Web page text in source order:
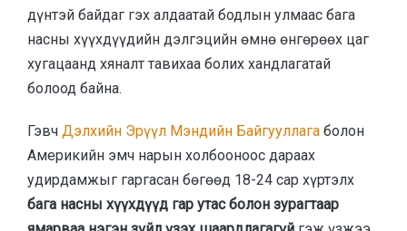
дүнтэй байдаг гэх алдаатай бодлын улмаас бага
насны хүүхдүүдийн дэлгэцийн өмнө өнгөрөөх цаг
хугацаанд хяналт тавихаа болих хандлагатай
болоод байна.
Гэвч Дэлхийн Эрүүл Мэндийн Байгууллага болон
Америкийн эмч нарын холбооноос дараах
удирдамжыг гаргасан бөгөөд 18-24 сар хүртэлх
бага насны хүүхдүүд гар утас болон зурагтаар